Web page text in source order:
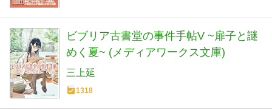
ビブリア古書堂の事件手帖V ~扉子と謎
めく夏~ (メディアワークス文庫)
三上延
1318